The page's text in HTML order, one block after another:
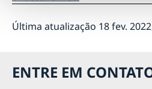
Mulheres inauguram
de Brasília
Bergman100: Mostra
às comemorações dos 100
Última atualização 18 fev.
ENTRE EM